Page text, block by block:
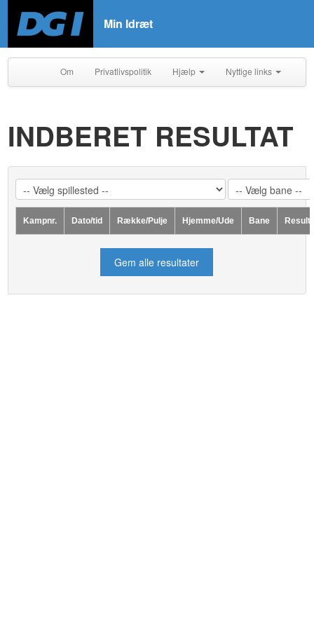
Min Idræt
Om Privatlivspolitik Hjælp Nyttige links
INDBERET RESULTAT
Kampnr. Dato/tid Række/Pulje Hjemme/Ude Bane